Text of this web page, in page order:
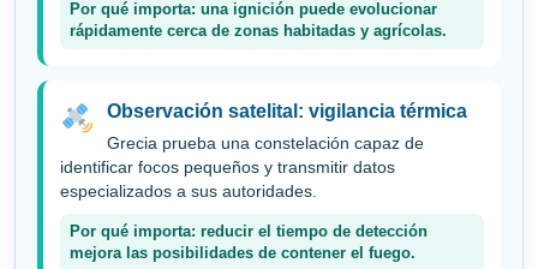
Por qué importa: una ignición puede evolucionar
rápidamente cerca de zonas habitadas y agrícolas.
Observación satelital: vigilancia térmica
Grecia prueba una constelación capaz de
identificar focos pequeños y transmitir datos
especializados a sus autoridades.
Por qué importa: reducir el tiempo de detección
mejora las posibilidades de contener el fuego.